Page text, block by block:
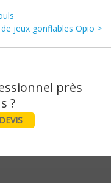
jeux gonflables Opio >
près